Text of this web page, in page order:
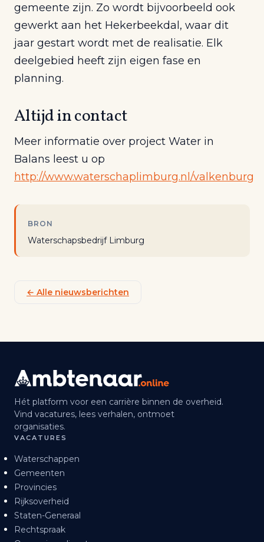
gemeente zijn. Zo wordt bijvoorbeeld ook
gewerkt aan het Hekerbeekdal, waar dit
jaar gestart wordt met de realisatie. Elk
deelgebied heeft zijn eigen fase en
planning.
Altijd in contact
Meer informatie over project Water in
Balans leest u op
http://www.waterschaplimburg.nl/valkenburg
BRON
Waterschapsbedrijf Limburg
← Alle nieuwsberichten
Hét platform voor een carrière binnen de overheid.
Vind vacatures, lees verhalen, ontmoet
organisaties.
VACATURES
Waterschappen
Gemeenten
Provincies
Rijksoverheid
Staten-Generaal
Rechtspraak